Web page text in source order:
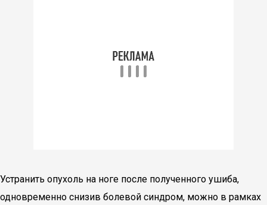
Устранить опухоль на ноге после полученного ушиба,
одновременно снизив болевой синдром, можно в рамках